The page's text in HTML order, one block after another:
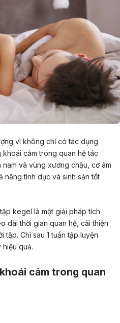
vì không chỉ có tác dụng
cảm trong quan hệ tác
và vùng xương chậu, cơ âm
năngtình dục và sinh sản tốt
kegel là một giải pháp tích
dài thời gian quan hệ, cải thiện
Chỉ sau 1 tuần tập luyện
quả.
cảm trong quan